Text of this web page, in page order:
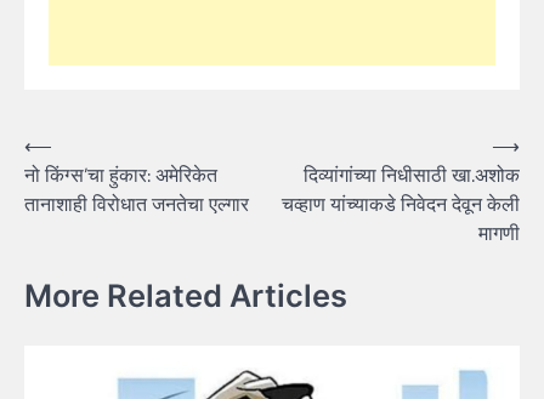
Post
navigation
⟵
नो किंग्स’चा हुंकार: अमेरिकेत
तानाशाही विरोधात जनतेचा एल्गार
दिव्यांगांच्या निधीसाठी खा.अशोक
चव्हाण यांच्याकडे निवेदन देवून केली
मागणी
⟶
More Related Articles